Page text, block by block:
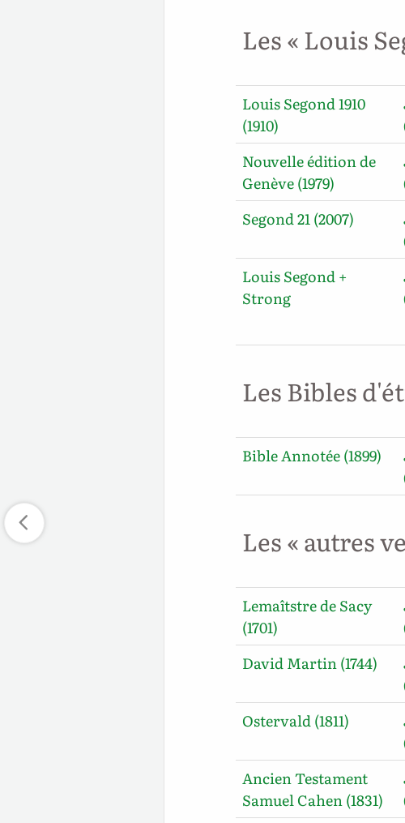
Les « Louis
Louis Segond 1910
(1910)
Nouvelle édition de
Genève (1979)
Segond 21 (2007)
Louis Segond +
Strong
Les Bibles
Bible Annotée (1899)
Les « autres
Lemaîtstre de Sacy
(1701)
David Martin (1744)
Ostervald (1811)
Ancien Testament
Samuel Cahen (1831)